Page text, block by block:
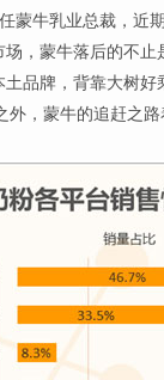
牛乳业总裁，近期
，蒙牛落后的不
品牌，背靠大树
，蒙牛的追赶之路